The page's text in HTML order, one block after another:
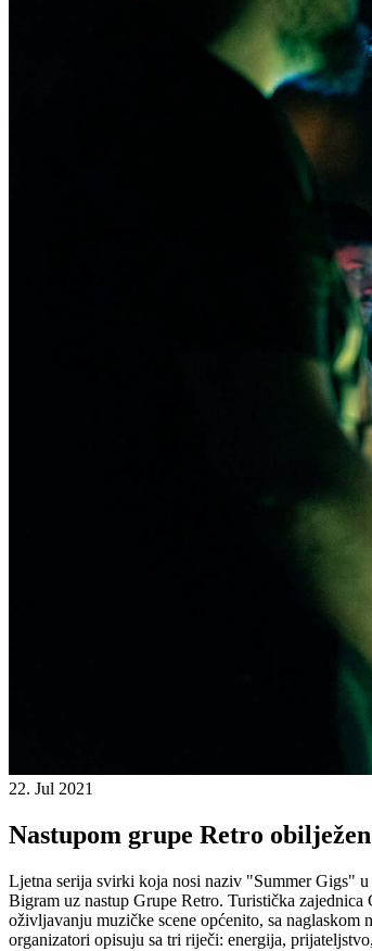
22. Jul 2021
Nastupom grupe Retro
Ljetna serija svirki koja nosi naziv "Summer Gigs"
Bigram uz nastup Grupe Retro. Turistička
oživljavanju muzičke scene općenito, sa
organizatori opisuju sa tri riječi: energija,